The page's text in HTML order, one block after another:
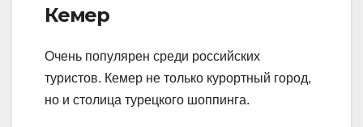
Кемер
Очень популярен среди российских
туристов. Кемер не только курортный город,
но и столица турецкого шоппинга.